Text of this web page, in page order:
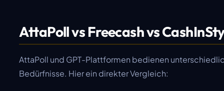
AttaPoll vs Freecash vs
AttaPoll und GPT-Plattformen bedienen
Bedürfnisse. Hier ein direkter Vergleich: